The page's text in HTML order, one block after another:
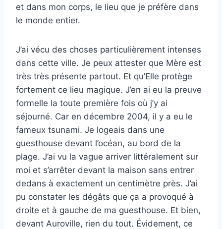
et dans mon corps, le lieu que je préfère dans
le monde entier.
J’ai vécu des choses particulièrement intenses
dans cette ville. Je peux attester que Mère est
très très présente partout. Et qu’Elle protège
fortement ce lieu magique. J’en ai eu la preuve
formelle la toute première fois où j’y ai
séjourné. Car en décembre 2004, il y a eu le
fameux tsunami. Je logeais dans une
guesthouse devant l’océan, au bord de la
plage. J’ai vu la vague arriver littéralement sur
moi et s’arrêter devant la maison sans entrer
dedans à exactement un centimètre près. J’ai
pu constater les dégâts que ça a provoqué à
droite et à gauche de ma guesthouse. Et bien,
devant Auroville, rien du tout. Évidement, ce